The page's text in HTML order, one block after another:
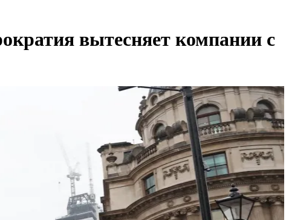
вытесняет компании с